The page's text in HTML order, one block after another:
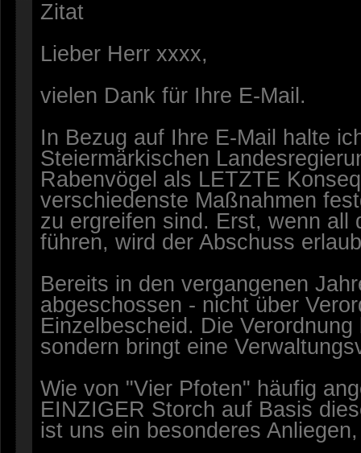
Zitat
Lieber Herr xxxx,
vielen Dank für Ihre E-Mail.
In Bezug auf Ihre E-Mail halte
Steiermärkischen
Rabenvögel als LETZTE
verschiedenste Maßnahmen
zu ergreifen sind. Erst, wenn all
führen, wird der Abschuss
Bereits in den vergangenen
abgeschossen - nicht über
Einzelbescheid. Die
sondern bringt eine
Wie von "Vier Pfoten" häufig
EINZIGER Storch auf Basis
ist uns ein besonderes